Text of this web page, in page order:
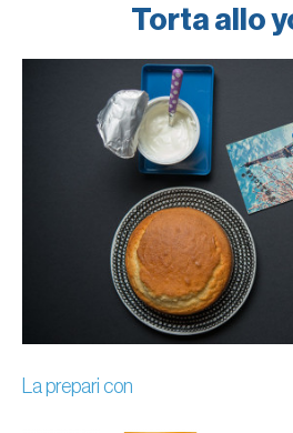
Torta allo
La prepari con